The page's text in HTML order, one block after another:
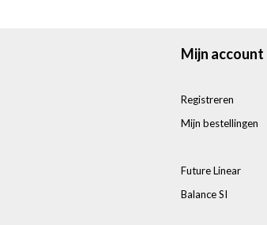
Mijn account
Registreren
Mijn bestellingen
Future Linear
Balance SI